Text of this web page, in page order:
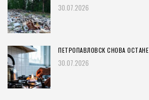
30.07.2026
ПЕТРОПАВЛОВСК СНОВА
30.07.2026